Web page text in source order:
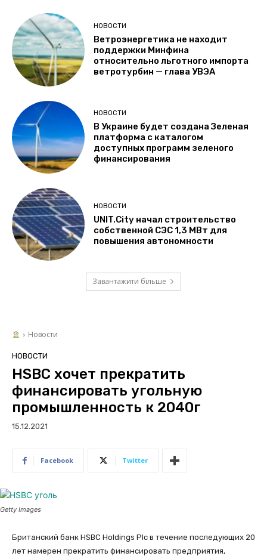
НОВОСТИ
Ветроэнергетика не находит
поддержки Минфина
относительно льготного импорта
ветротурбин — глава УВЭА
НОВОСТИ
В Украине будет создана Зеленая
платформа с каталогом
доступных программ зеленого
финансирования
НОВОСТИ
UNIT.City начал строительство
собственной СЭС 1,3 МВт для
повышения автономности
Завантажити більше